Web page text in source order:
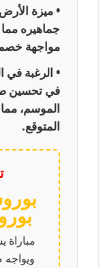
•ميزة
جماهيره
مواجهة خصم
• الرغبة في
في تحسين
الموسم،
المتوقع.
مباراة